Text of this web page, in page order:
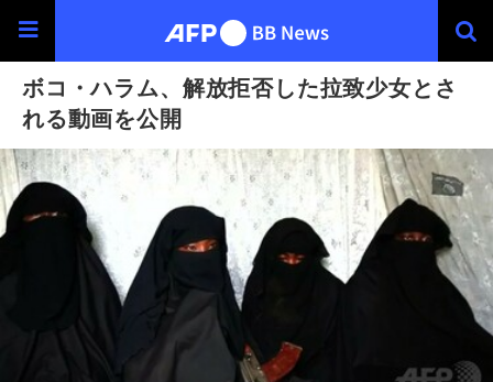
ボコ・ハラム、解放拒否した拉致少女とさ
れる動画を公開